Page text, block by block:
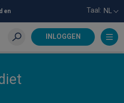
en
Taal: NL
INLOGGEN
Zoeken